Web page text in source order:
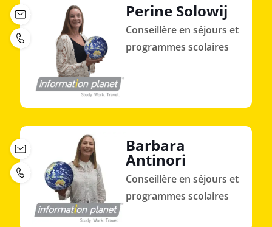
Perine Solowij
Conseillère en séjours et
programmes scolaires
Barbara
Antinori
Conseillère en séjours et
programmes scolaires